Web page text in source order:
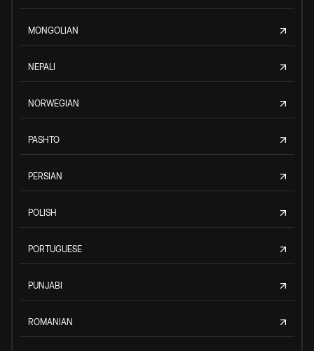
MONGOLIAN
NEPALI
NORWEGIAN
PASHTO
PERSIAN
POLISH
PORTUGUESE
PUNJABI
ROMANIAN